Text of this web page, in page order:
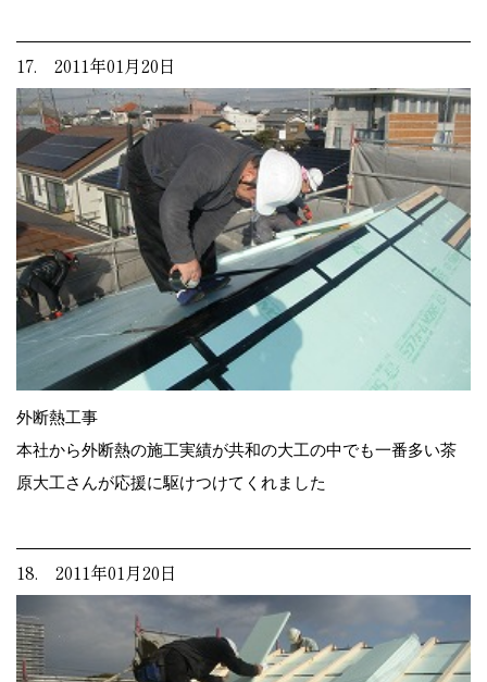
17. 2011年01月20日
外断熱工事
本社から外断熱の施工実績が共和の大工の中でも一番多い茶
原大工さんが応援に駆けつけてくれました
18. 2011年01月20日